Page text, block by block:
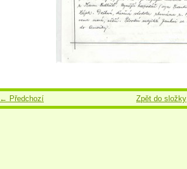
← Předchozí Zpět do složky